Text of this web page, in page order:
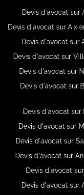
Devis d'avocat sur
Devis d'avocat sur Aix
Devis d'avocat sur
Devis d'avocat sur
Devis d'avocat sur
Devis d'avocat sur
Devis d'avocat
Devis d'avocat sur
Devis d'avocat sur
Devis d'avocat sur
Devis d'avocat
Devis d'avocat sur